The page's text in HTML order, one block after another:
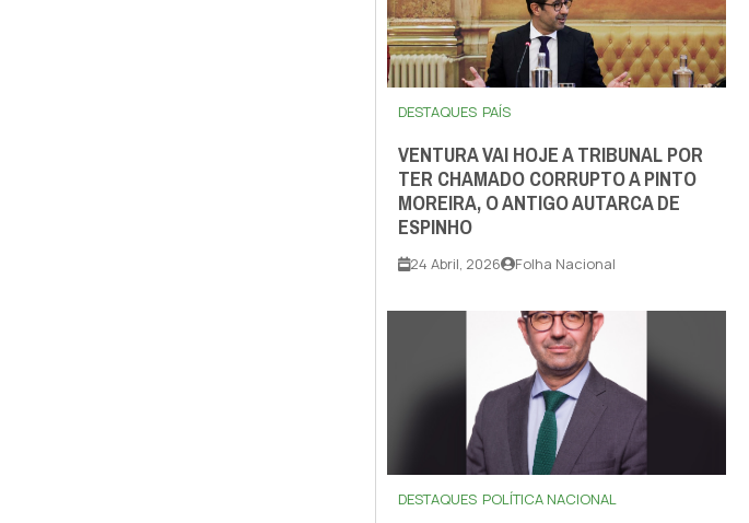
DESTAQUES PAÍS
VENTURA VAI HOJE A TRIBUNAL POR
TER CHAMADO CORRUPTO A PINTO
MOREIRA, O ANTIGO AUTARCA DE
ESPINHO
24 Abril, 2026 Folha Nacional
DESTAQUES POLÍTICA NACIONAL